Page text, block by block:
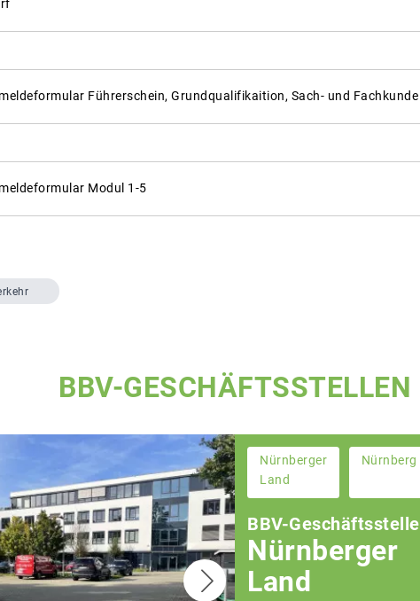
Führerschein, Grundqualifikaition, Sach- und Fachkunde
Modul 1-5
BBV-GESCHÄFTSSTELLEN
Nürnberger
Land
Nürnberg
BBV-Geschäftsstelle
Nürnberger
Land